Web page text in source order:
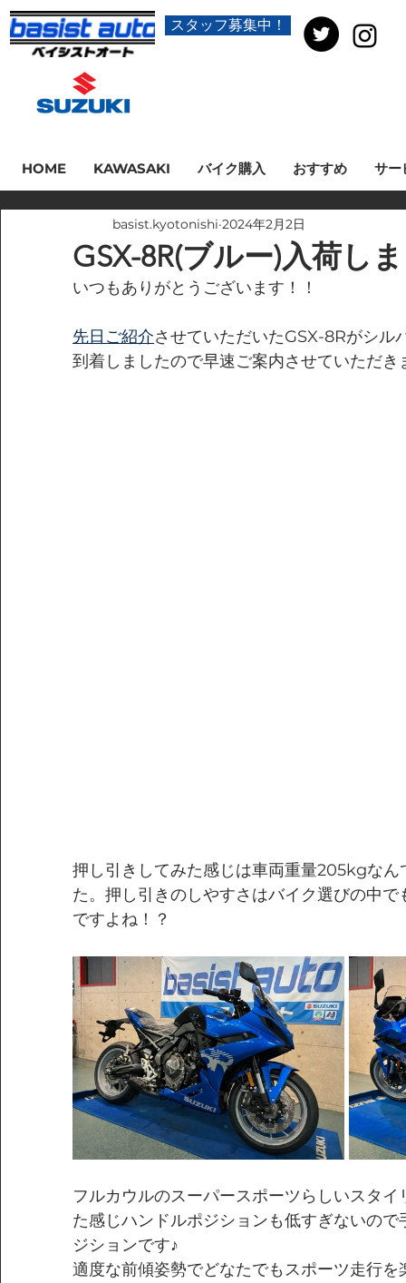
スタッフ募集中！
HOME KAWASAKI バイク購入 おすすめ サー
GSX-8R(ブルー)入荷し
basist.kyotonishi 2024年2月2日
いつもありがとうございます！！
先日ご紹介させていただいたGSX-8Rがシル
到着しましたので早速ご案内させていただき
押し引きしてみた感じは車両重量205kgなん
た。押し引きのしやすさはバイク選びの中
ですよね！？
フルカウルのスーパースポーツらしいスタ
た感じハンドルポジションも低すぎないの
ジションです♪
適度な前傾姿勢でどなたでもスポーツ走行